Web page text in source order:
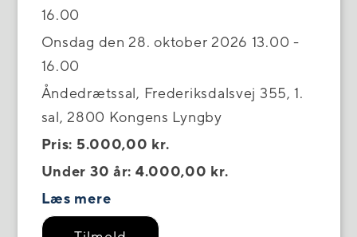
16.00
Onsdag den 28. oktober 2026 13.00 -
16.00
Åndedrætssal, Frederiksdalsvej 355, 1.
sal, 2800 Kongens Lyngby
Pris: 5.000,00 kr.
Under 30 år: 4.000,00 kr.
Læs mere